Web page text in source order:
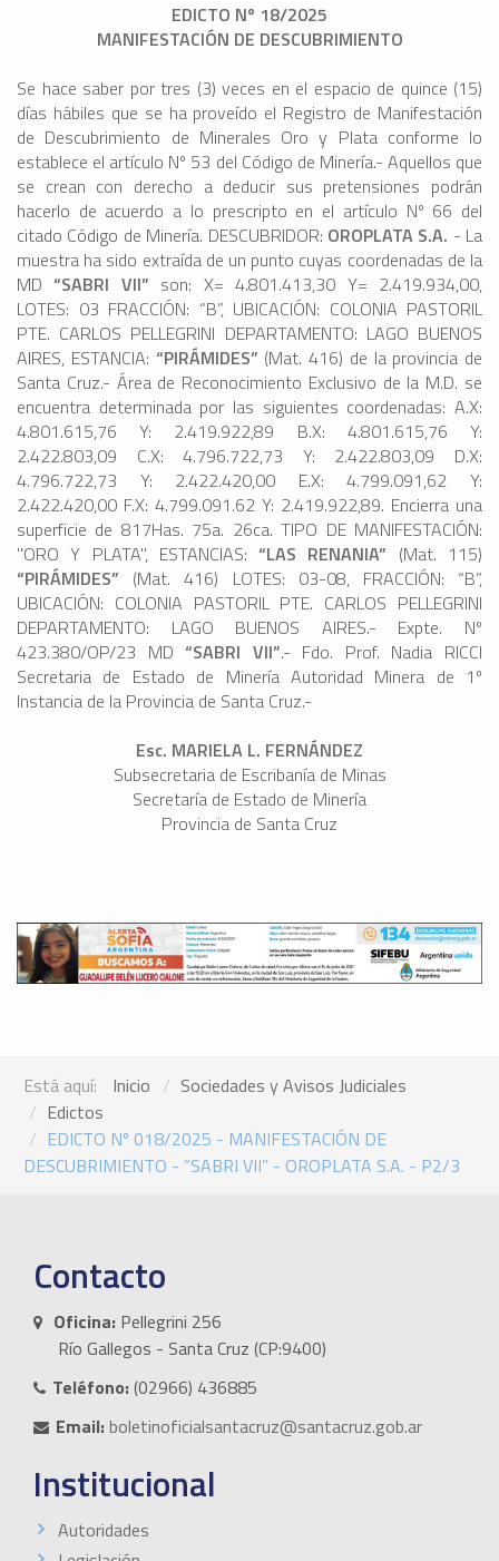
EDICTO Nº 18/2025
MANIFESTACIÓN DE DESCUBRIMIENTO
Se hace saber por tres (3) veces en el espacio de quince (15)
días hábiles que se ha proveído el Registro de Manifestación
de Descubrimiento de Minerales Oro y Plata conforme lo
establece el artículo Nº 53 del Código de Minería.- Aquellos que
se crean con derecho a deducir sus pretensiones podrán
hacerlo de acuerdo a lo prescripto en el artículo Nº 66 del
citado Código de Minería. DESCUBRIDOR: OROPLATA S.A. - La
muestra ha sido extraída de un punto cuyas coordenadas de la
MD“SABRI VII” son: X= 4.801.413,30 Y= 2.419.934,00,
LOTES: 03 FRACCIÓN: “B”, UBICACIÓN: COLONIA PASTORIL
PTE. CARLOS PELLEGRINI DEPARTAMENTO: LAGO BUENOS
AIRES, ESTANCIA: “PIRÁMIDES” (Mat. 416) de la provincia de
Santa Cruz.- Área de Reconocimiento Exclusivo de la M.D. se
encuentra determinada por las siguientes coordenadas: A.X:
4.801.615,76 Y: 2.419.922,89 B.X: 4.801.615,76 Y:
2.422.803,09 C.X: 4.796.722,73 Y: 2.422.803,09 D.X:
4.796.722,73 Y: 2.422.420,00 E.X: 4.799.091,62 Y:
2.422.420,00 F.X: 4.799.091.62 Y: 2.419.922,89. Encierra una
superficie de 817Has. 75a. 26ca. TIPO DE MANIFESTACIÓN:
"ORO Y PLATA", ESTANCIAS:“LAS RENANIA” (Mat. 115)
“PIRÁMIDES” (Mat. 416) LOTES: 03-08, FRACCIÓN: “B”,
UBICACIÓN: COLONIA PASTORIL PTE. CARLOS PELLEGRINI
DEPARTAMENTO: LAGO BUENOS AIRES.- Expte. Nº
423.380/OP/23 MD“SABRI VII”.- Fdo. Prof. Nadia RICCI
Secretaria de Estado de Minería Autoridad Minera de 1º
Instancia de la Provincia de Santa Cruz.-
Esc. MARIELA L. FERNÁNDEZ
Subsecretaria de Escribanía de Minas
Secretaría de Estado de Minería
Provincia de Santa Cruz
Está aquí: Inicio
Sociedades y Avisos Judiciales
Edictos
EDICTO Nº 018/2025 - MANIFESTACIÓN DE
DESCUBRIMIENTO - “SABRI VII” - OROPLATA S.A. - P2/3
Contacto
Oficina: Pellegrini 256
Río Gallegos - Santa Cruz (CP:9400)
Teléfono:(02966) 436885
Email:boletinoficialsantacruz@santacruz.gob.ar
Institucional
Autoridades